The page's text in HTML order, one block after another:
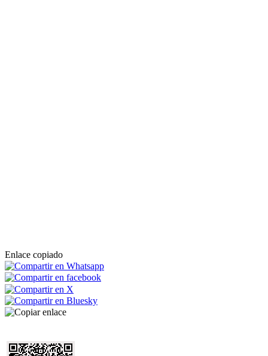
Enlace copiado